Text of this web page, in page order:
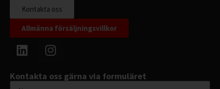
Kontakta oss
Allmänna försäljningsvillkor
Kontakta oss gärna via formuläret